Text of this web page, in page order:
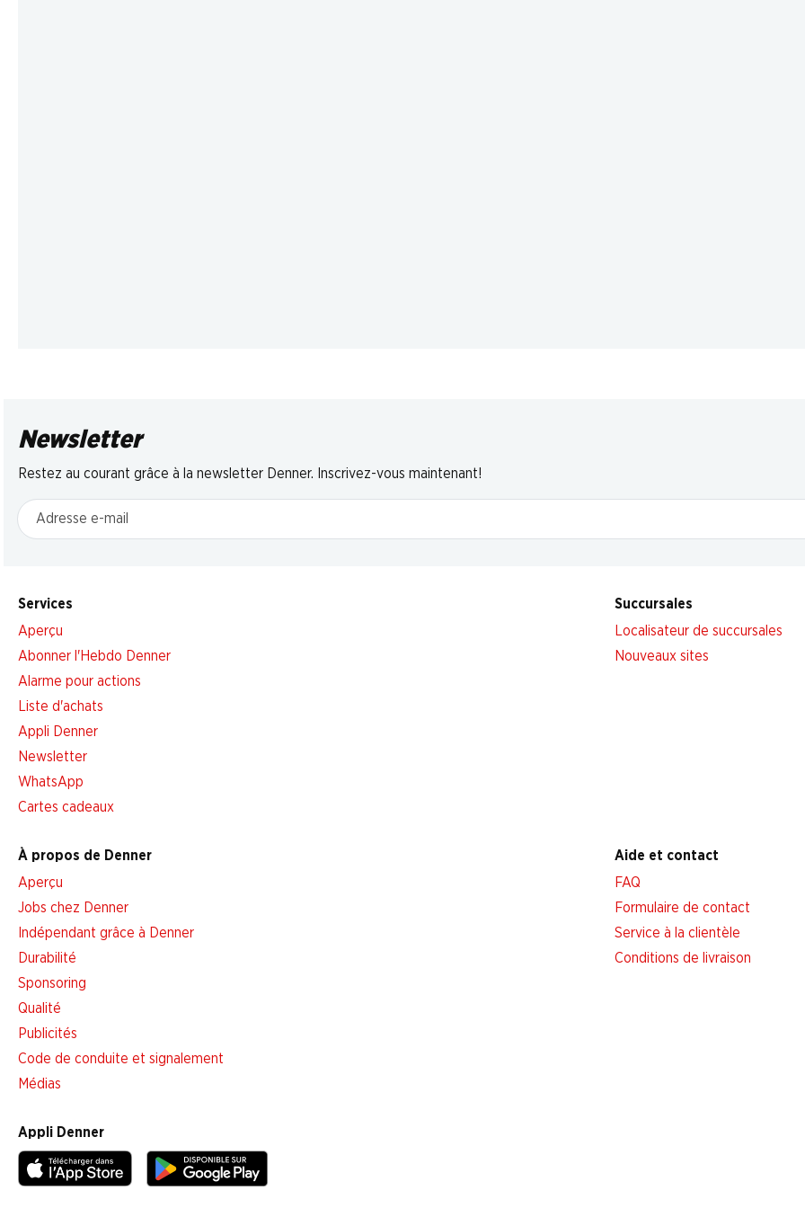
Newsletter
Restez au courant grâce à la newsletter Denner. Inscrivez-vous maintenant!
Adresse e-mail
Services
Aperçu
Abonner l'Hebdo Denner
Alarme pour actions
Liste d'achats
Appli Denner
Newsletter
WhatsApp
Cartes cadeaux
Succursales
Localisateur de succursales
Nouveaux sites
À propos de Denner
Aperçu
Jobs chez Denner
Indépendant grâce à Denner
Durabilité
Sponsoring
Qualité
Publicités
Code de conduite et signalement
Médias
Aide et contact
FAQ
Formulaire de contact
Service à la clientèle
Conditions de livraison
Appli Denner